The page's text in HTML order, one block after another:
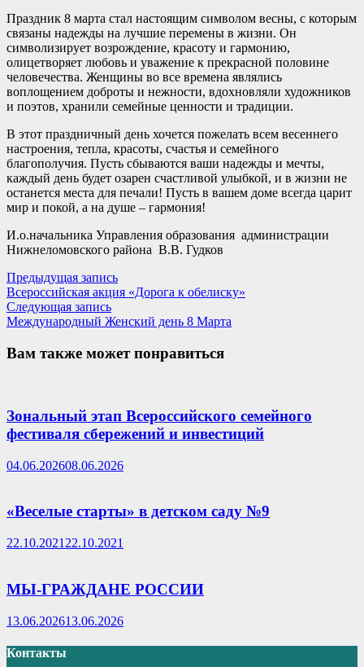
Праздник 8 марта стал настоящим символом весны, с которым
связаны надежды на лучшие перемены в жизни. Он
символизирует возрождение, красоту и гармонию,
олицетворяет любовь и уважение к прекрасной половине
человечества. Женщины во все времена являлись
воплощением доброты и нежности, вдохновляли художников
и поэтов, хранили семейные ценности и традиции.
В этот праздничный день хочется пожелать всем весеннего
настроения, тепла, красоты, счастья и семейного
благополучия. Пусть сбываются ваши надежды и мечты,
каждый день будет озарен счастливой улыбкой, и в жизни не
останется места для печали! Пусть в вашем доме всегда царит
мир и покой, а на душе – гармония!
И.о.начальника Управления образования администрации
Нижнеломовского района В.В. Гудков
Навигация
по
записям
Предыдущая записьПредыдущая
запись:
Всероссийская акция «Дорога к обелиску»
Следующая записьСледующая
запись:
Международный Женский день 8 Марта
Вам также может понравиться
Зональный этап Всероссийского семейного
фестиваля сбережений и инвестиций
04.06.202608.06.2026
«Веселые старты» в детском саду №9
22.10.2021 22.10.2021
МЫ-ГРАЖДАНЕ РОССИИ
13.06.202613.06.2026
Контакты